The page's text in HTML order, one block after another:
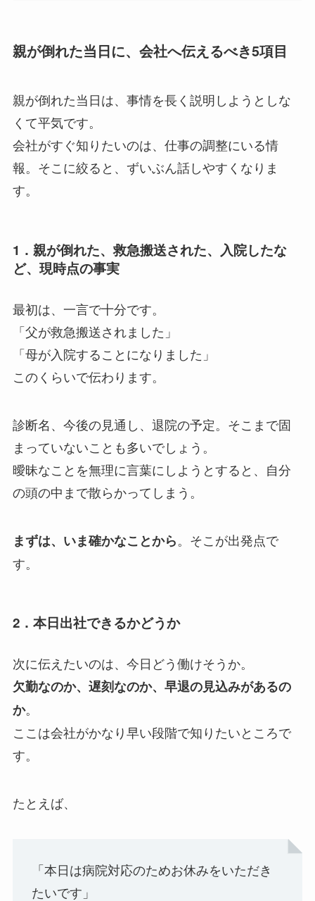
親が倒れた当日に、会社へ伝えるべき5項目
親が倒れた当日は、事情を長く説明しようとしな
くて平気です。
会社がすぐ知りたいのは、仕事の調整にいる情
報。そこに絞ると、ずいぶん話しやすくなりま
す。
1．親が倒れた、救急搬送された、入院したな
ど、現時点の事実
最初は、一言で十分です。
「父が救急搬送されました」
「母が入院することになりました」
このくらいで伝わります。
診断名、今後の見通し、退院の予定。そこまで固
まっていないことも多いでしょう。
曖昧なことを無理に言葉にしようとすると、自分
の頭の中まで散らかってしまう。
まずは、いま確かなことから。そこが出発点で
す。
2．本日出社できるかどうか
次に伝えたいのは、今日どう働けそうか。
欠勤なのか、遅刻なのか、早退の見込みがあるの
か。
ここは会社がかなり早い段階で知りたいところで
す。
たとえば、
「本日は病院対応のためお休みをいただき
たいです」